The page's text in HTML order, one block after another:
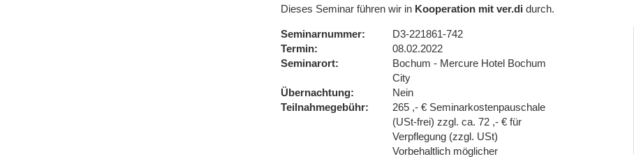
Dieses Seminar führen wir in Kooperation mit ver.di durch.
Seminarnummer
D3-221861-742
Termin
08.02.2022
Seminarort
Bochum - Mercure Hotel Bochum
City
Übernachtung
Nein
Teilnahmegebühr
265 ,- € Seminarkostenpauschale
(USt-frei) zzgl. ca. 72 ,- € für
Verpflegung (zzgl. USt)
Vorbehaltlich möglicher